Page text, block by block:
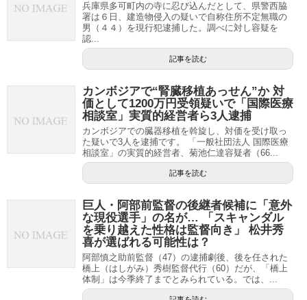
兵庫県多可町内の寺に忍び込んだとして、県警西脇
署は６日、建造物侵入の疑いで自称住所不定無職の
男（４４）を現行犯逮捕した。調べに対し容疑を
認...
記事を読む
カンボジアで“腎臓移植あっせん”か 対
価として1200万円受領疑いで「国際医療
相談室」実質的経営者ら3人逮捕
カンボジアでの臓器移植を斡旋し、対価を受け取っ
た疑いで3人を逮捕です。 「一般社団法人 国際医療
相談室」の実質的経営者、菊池仁達容疑者（66...
記事を読む
巨人・阿部前監督の後継者候補に「意外
な現役選手」の名が… 「スキャンダル
を乗り越えた性格は監督向き」 松井秀
喜が選ばれる可能性は？
阿部慎之助前監督（47）の逮捕劇後、後を任された
橋上（はしがみ）秀樹監督代行（60）だが、「橋上
体制」は今季終了までとみられている。では、...